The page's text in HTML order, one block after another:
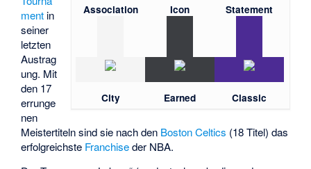
Association Icon Statement
City Earned Classic
ment in
seiner
letzten
Austrag
ung. Mit
den 17
errunge
nen
Meistertiteln sind sie nach den Boston Celtics (18 Titel) das
erfolgreichste Franchiseder NBA.